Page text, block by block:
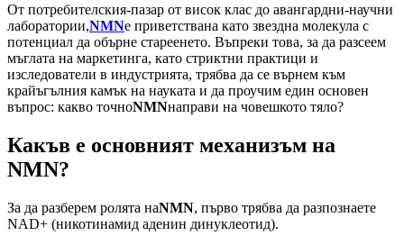
От потребителския-пазар от висок клас до авангардни-научни
лаборатории,NMNе приветствана като звездна молекула с
потенциал да обърне стареенето. Въпреки това, за да разсеем
мъглата на маркетинга, като стриктни практици и
изследователи в индустрията, трябва да се върнем към
крайъгълния камък на науката и да проучим един основен
въпрос: какво точноNMNнаправи на човешкото тяло?
Какъв е основният механизъм на
NMN?
За да разберем ролята наNMN, първо трябва да разпознаете
NAD+ (никотинамид аденин динуклеотид).